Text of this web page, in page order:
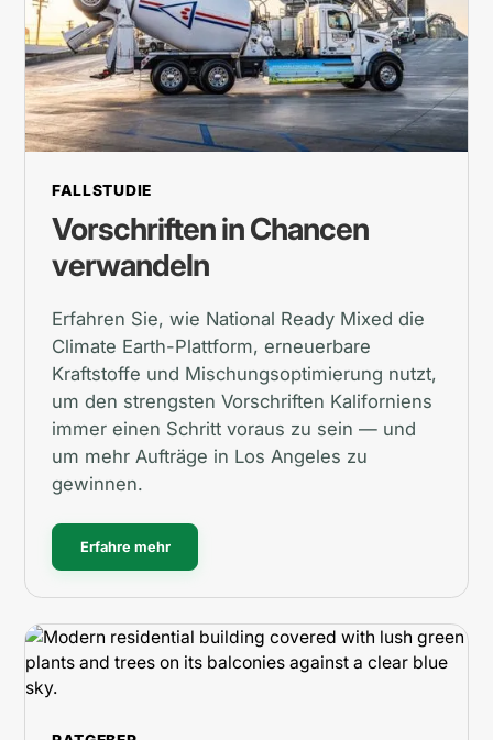
FALLSTUDIE
Vorschriften in Chancen
verwandeln
Erfahren Sie, wie National Ready Mixed die
Climate Earth-Plattform, erneuerbare
Kraftstoffe und Mischungsoptimierung nutzt,
um den strengsten Vorschriften Kaliforniens
immer einen Schritt voraus zu sein — und
um mehr Aufträge in Los Angeles zu
gewinnen.
Erfahre mehr